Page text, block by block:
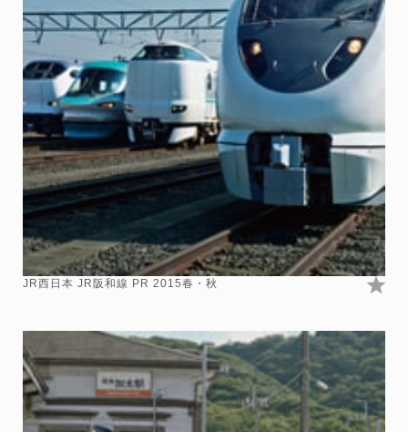
JR西日本 JR阪和線 PR 2015春・秋